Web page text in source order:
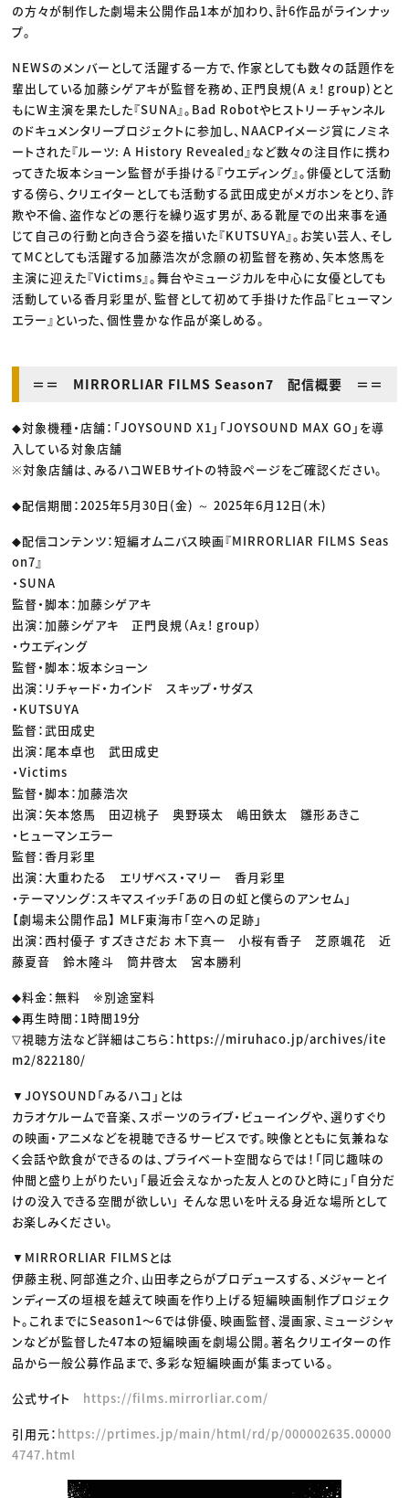
の方々が制作した劇場未公開作品1本が加わり、計6作品がラインナッ
プ。
NEWSのメンバーとして活躍する一方で、作家としても数々の話題作を
輩出している加藤シゲアキが監督を務め、正門良規(A ぇ! group)とと
もにW主演を果たした『SUNA』。Bad Robotやヒストリーチャンネル
のドキュメンタリープロジェクトに参加し、NAACPイメージ賞にノミネ
ートされた『ルーツ: A History Revealed』など数々の注目作に携わ
ってきた坂本ショーン監督が手掛ける『ウエディング』。俳優として活動
する傍ら、クリエイターとしても活動する武田成史がメガホンをとり、詐
欺や不倫、盗作などの悪行を繰り返す男が、ある靴屋での出来事を通
じて自己の行動と向き合う姿を描いた『KUTSUYA』。お笑い芸人、そし
てMCとしても活躍する加藤浩次が念願の初監督を務め、矢本悠馬を
主演に迎えた『Victims』。舞台やミュージカルを中心に女優としても
活動している香月彩里が、監督として初めて手掛けた作品『ヒューマン
エラー』といった、個性豊かな作品が楽しめる。
＝＝ MIRRORLIAR FILMS Season7 配信概要 ＝＝
◆対象機種・店舗：「JOYSOUND X1」「JOYSOUND MAX GO」を導
入している対象店舗
※対象店舗は、みるハコWEBサイトの特設ページをご確認ください。
◆配信期間：2025年5月30日(金) ～ 2025年6月12日(木)
◆配信コンテンツ：短編オムニバス映画『MIRRORLIAR FILMS Seas
on7』
・SUNA
監督・脚本：加藤シゲアキ
出演：加藤シゲアキ 正門良規（Aぇ! group）
・ウエディング
監督・脚本：坂本ショーン
出演：リチャード・カインド スキップ・サダス
・KUTSUYA
監督：武田成史
出演：尾本卓也 武田成史
・Victims
監督・脚本：加藤浩次
出演：矢本悠馬 田辺桃子 奥野瑛太 嶋田鉄太 雛形あきこ
・ヒューマンエラー
監督：香月彩里
出演：大重わたる エリザベス・マリー 香月彩里
・テーマソング：スキマスイッチ「あの日の虹と僕らのアンセム」
【劇場未公開作品】 MLF東海市「空への足跡」
出演：西村優子 すズきさだお 木下真一 小桜有香子 芝原颯花 近
藤夏音 鈴木隆斗 筒井啓太 宮本勝利
◆料金：無料 ※別途室料
◆再生時間：1時間19分
▽視聴方法など詳細はこちら：https://miruhaco.jp/archives/ite
m2/822180/
▼JOYSOUND「みるハコ」とは
カラオケルームで音楽、スポーツのライブ・ビューイングや、選りすぐり
の映画・アニメなどを視聴できるサービスです。映像とともに気兼ねな
く会話や飲食ができるのは、プライベート空間ならでは！「同じ趣味の
仲間と盛り上がりたい」「最近会えなかった友人とのひと時に」「自分だ
けの没入できる空間が欲しい」 そんな思いを叶える身近な場所として
お楽しみください。
▼MIRRORLIAR FILMSとは
伊藤主税、阿部進之介、山田孝之らがプロデュースする、メジャーとイ
ンディーズの垣根を越えて映画を作り上げる短編映画制作プロジェク
ト。これまでにSeason1〜6では俳優、映画監督、漫画家、ミュージシャ
ンなどが監督した47本の短編映画を劇場公開。著名クリエイターの作
品から一般公募作品まで、多彩な短編映画が集まっている。
公式サイト https://films.mirrorliar.com/
引用元： https://prtimes.jp/main/html/rd/p/000002635.00000
4747.html